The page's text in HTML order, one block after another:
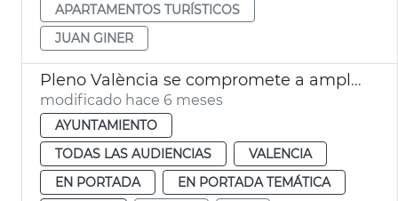
APARTAMENTOS TURÍSTICOS
JUAN GINER
Pleno València se compromete a ampliar ayudas al alquiler
modificado hace 6 meses
AYUNTAMIENTO
TODAS LAS AUDIENCIAS
VALENCIA
EN PORTADA
EN PORTADA TEMÁTICA